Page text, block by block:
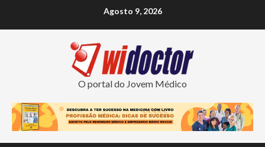
Agosto 9, 2026
O portal do Jovem Médico